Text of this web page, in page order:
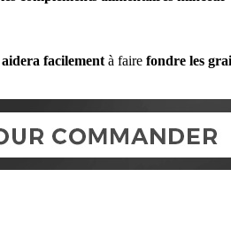
aidera facilement à faire fondre les